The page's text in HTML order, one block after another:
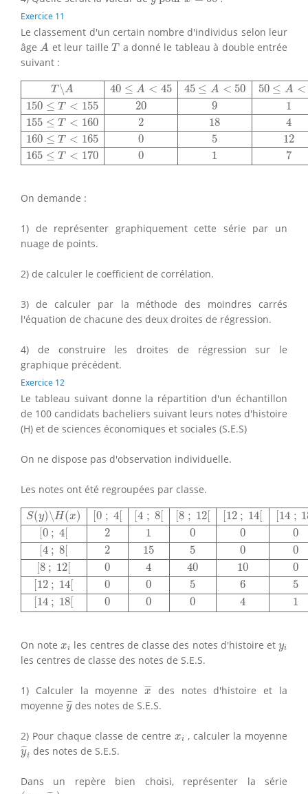
Exercice 11
Le classement d'un certain nombre d'individus selon leur
âge A
A et leur tailleT
T a donné le tableau à double entrée
suivant :
T ∖A 40 ≤ A < 45 45 ≤ A < 50 50 ≤ A <
150 ≤ T < 155 20 9
1
155 ≤ T < 160 2 18
4
160 ≤ T < 165 0 5
12
165 ≤ T < 170 0 1 7
T∖A40≤A<4545≤A<5050≤A<5555≤A<60150≤T<155
On demande :
1) de représenter graphiquement cette série par un
nuage de points.
2) de calculer le coefficient de corrélation.
3) de calculer par la méthode des moindres carrés
l'équation de chacune des deux droites de régression.
4) de construire les droites de régression sur le
graphique précédent.
Exercice 12
Le tableau suivant donne la répartition d'un échantillon
de 100 candidats bacheliers suivant leurs notes d'histoire
(H) et de sciences économiques et sociales (S.E.S)
On ne dispose pas d'observation individuelle.
Les notes ont été regroupées par classe.
S(y)∖H(x) [0 ; 4[ [4 ; 8[ [8 ; 12[ 12 ; 14 14 ;
0 ; 4[ 2 1 0 0
0
4 ; 8[ 2 15 5 0
0
8 ; 12[ 0 4 40 10
0
12 ; 14[ 0 0 5 6
5
14 ; 18[ 0 0 0 4 1
S(y)∖H(x)[0;4[[4;8[[8;12[[12;14[[14;18[[0;4[21000
On notexi
xi les centres de classe des notes d'histoire etyi
yi
les centres de classe des notes de S.E.S.
1) Calculer la moyenne¯
¯¯
x
x¯ des notes d'histoire et la
moyenne ¯
¯¯
y
y des notes de S.E.S.
2) Pour chaque classe de centre xi
xi , calculer la moyenne
¯
¯¯
yi
y¯ ides notes de S.E.S.
Dans un repère bien choisi, représenter la série
(xi, y ¯i).